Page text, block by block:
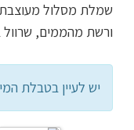
שמלת מסלול
ורשת מהממים, שרוול
יש לעיין בטבלת